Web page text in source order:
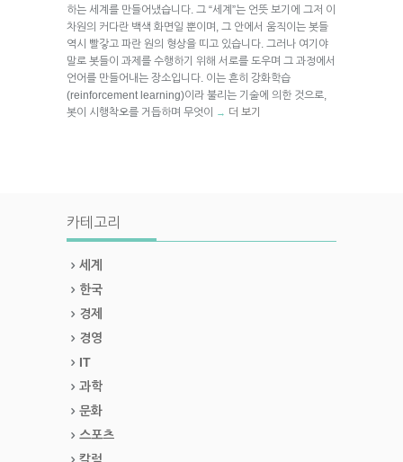
하는 세계를 만들어냈습니다. 그 “세계”는 언뜻 보기에 그저 이
차원의 커다란 백색 화면일 뿐이며, 그 안에서 움직이는 봇들
역시 빨갛고 파란 원의 형상을 띠고 있습니다. 그러나 여기야
말로 봇들이 과제를 수행하기 위해 서로를 도우며 그 과정에서
언어를 만들어내는 장소입니다. 이는 흔히 강화학습
(reinforcement learning)이라 불리는 기술에 의한 것으로,
봇이 시행착오를 거듭하며 무엇이
→ 더 보기
카테고리
세계
한국
경제
경영
IT
과학
문화
스포츠
칼럼